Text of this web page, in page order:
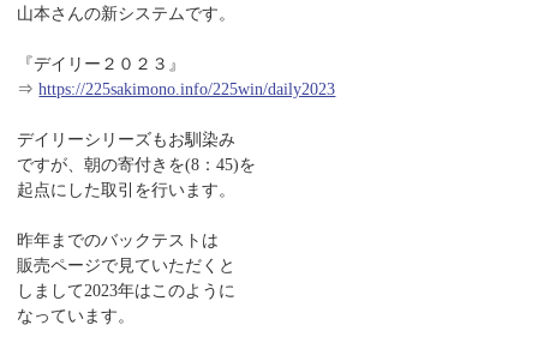
山本さんの新システムです。
『デイリー２０２３』
⇒https://225sakimono.info/225win/daily2023
デイリーシリーズもお馴染み
ですが、朝の寄付きを(8：45)を
起点にした取引を行います。
昨年までのバックテストは
販売ページで見ていただくと
しまして2023年はこのように
なっています。